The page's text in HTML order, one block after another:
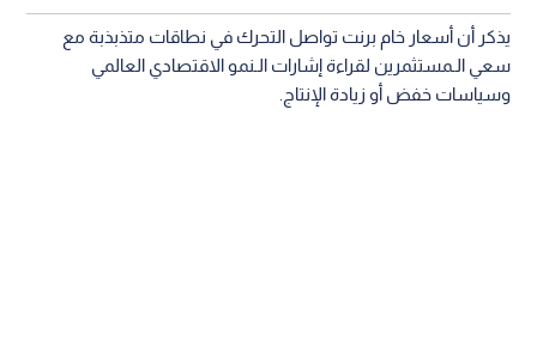
يذكر أن أسعار خام برنت تواصل التحرك في نطاقات متذبذبة مع
سعي الـمستثمرين لقراءة إشارات الـنمو الاقتصادي العالمي
وسياسات خفض أو زيادة الإنتاج.